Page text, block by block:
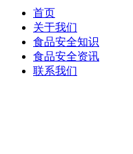
首页
关于我们
食品安全知识
食品安全资讯
联系我们